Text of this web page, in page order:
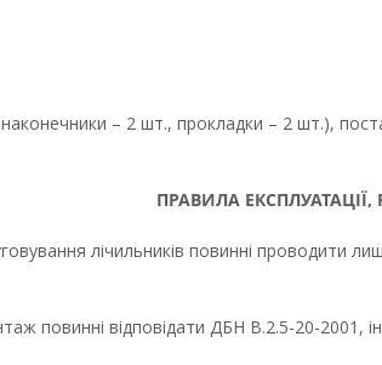
– 2 шт., прокладки – 2 шт.),
ПРАВИЛА
лічильників повинні проводити лише
повинні відповідати ДБН В.2.5-20-